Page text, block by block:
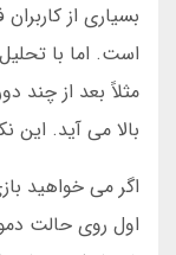
بسیاری از
است. اما با
مثلاً بعد از چند
بالا می آید. این
اگر می خواهید
اول روی حالت